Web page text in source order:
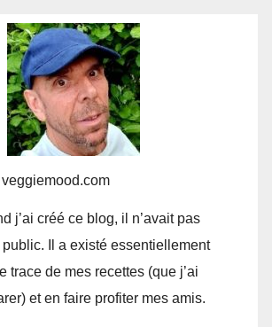
j’ai créé ce blog, il n’avait pas
Il a existé essentiellement
trace de mes recettes (que j’ai
et en faire profiter mes amis.